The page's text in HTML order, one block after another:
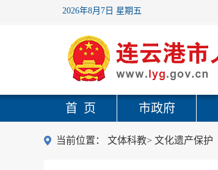
2026年8月7日 星期五
首 页 市政府
当前位置： 文体科教> 文化遗产保护